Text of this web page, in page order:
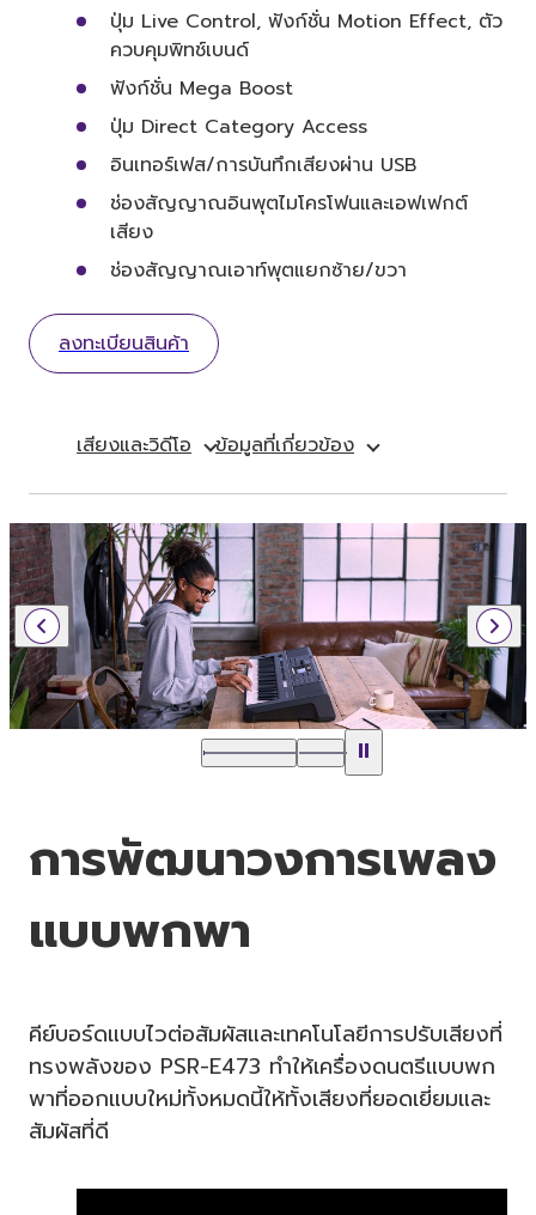
ปุ่ม Live Control, ฟังก์ชั่น Motion Effect, ตัว
ควบคุมพิทช์เบนด์
ฟังก์ชั่น Mega Boost
ปุ่ม Direct Category Access
อินเทอร์เฟส/การบันทึกเสียงผ่าน USB
ช่องสัญญาณอินพุตไมโครโฟนและเอฟเฟกต์
เสียง
ช่องสัญญาณเอาท์พุตแยกซ้าย/ขวา
ลงทะเบียนสินค้า
เสียงและวิดีโอ ข้อมูลที่เกี่ยวข้อง
การพัฒนาวงการเพลง
แบบพกพา
คีย์บอร์ดแบบไวต่อสัมผัสและเทคโนโลยีการปรับเสียงที่
ทรงพลังของ PSR-E473 ทำให้เครื่องดนตรีแบบพก
พาที่ออกแบบใหม่ทั้งหมดนี้ให้ทั้งเสียงที่ยอดเยี่ยมและ
สัมผัสที่ดี